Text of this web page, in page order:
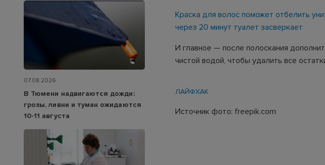
Краска для волос поможет отбелить
через 20 минут туалет засверкает
И главное — после полоскания
чистой водой, чтобы удалить все
ЛАЙФХАК
Источник фото: freepik.com
07.08.2026
В Тюмени надвигаются дожди:
грозы, ливни и туман ожидаются
10-11 августа